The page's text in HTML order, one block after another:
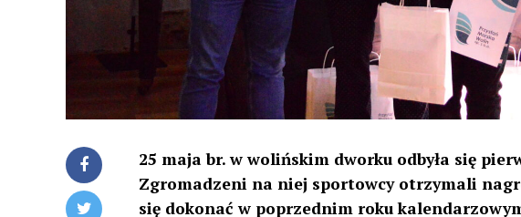
25 maja br. w wolińskim dworku odbyła się
Zgromadzeni na niej sportowcy otrzymali
się dokonać w poprzednim roku